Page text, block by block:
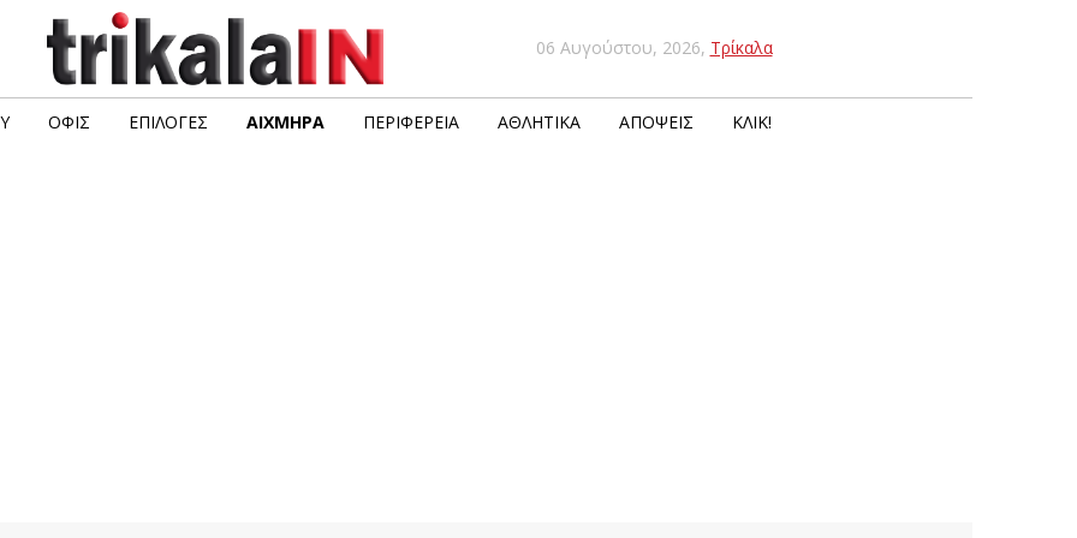
06 Αυγούστου, 2026, Τρίκαλα
ΟΦΙΣ ΕΠΙΛΟΓΈΣ ΑΙΧΜΗΡΆ ΠΕΡΙΦΈΡΕΙΑ ΑΘΛΗΤΙΚΆ ΑΠΌΨΕΙΣ ΚΛΙΚ!